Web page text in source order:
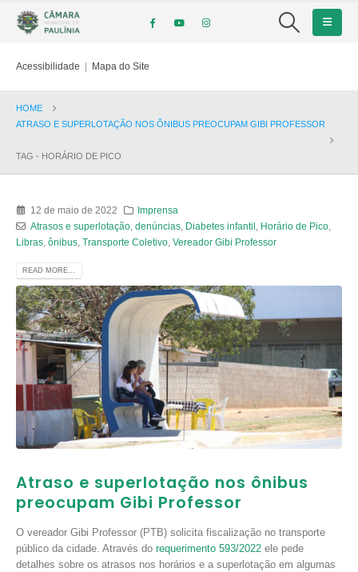
Acessibilidade | Mapa do Site
HOME
ATRASO E SUPERLOTAÇÃO NOS ÔNIBUS PREOCUPAM GIBI PROFESSOR
TAG - HORÁRIO DE PICO
12 de maio de 2022
Imprensa
Atrasos e superlotação, denúncias, Diabetes infantil Horário de Pico,
Libras ônibus Transporte Coletivo Vereador Gibi Professor
READ MORE...
Atraso e superlotação nos ônibus
preocupam Gibi Professor
O vereador Gibi Professor (PTB) solicita fiscalização no transporte
público da cidade. Através do requerimento 593/2022 ele pede
detalhes sobre os atrasos nos horários e a superlotação em algumas